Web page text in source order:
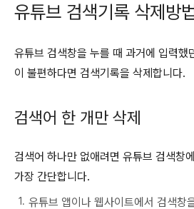
유튜브 검색기록 삭제방
유튜브 검색창을 누를 때 과거에 입력했
이 불편하다면 검색기록을 삭제합니다.
검색어 한 개만 삭제
검색어 하나만 없애려면 유튜브 검색창
가장 간단합니다.
유튜브 앱이나 웹사이트에서 검색창